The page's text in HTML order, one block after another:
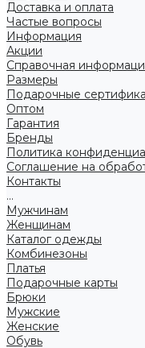
Доставка и оплата
Частые вопросы
Информация
Акции
Справочная
Размеры
Подарочные
Оптом
Гарантия
Бренды
Политика
Соглашение на
Контакты
...
Мужчинам
Женщинам
Каталог одежды
Комбинезоны
Платья
Подарочные карты
Брюки
Мужские
Женские
Обувь